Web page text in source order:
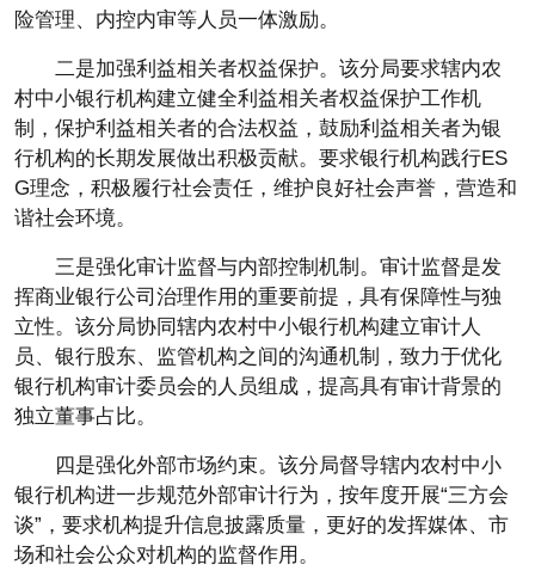
险管理、内控内审等人员一体激励。
二是加强利益相关者权益保护。该分局要求辖内农
村中小银行机构建立健全利益相关者权益保护工作机
制，保护利益相关者的合法权益，鼓励利益相关者为银
行机构的长期发展做出积极贡献。要求银行机构践行ES
G理念，积极履行社会责任，维护良好社会声誉，营造和
谐社会环境。
三是强化审计监督与内部控制机制。审计监督是发
挥商业银行公司治理作用的重要前提，具有保障性与独
立性。该分局协同辖内农村中小银行机构建立审计人
员、银行股东、监管机构之间的沟通机制，致力于优化
银行机构审计委员会的人员组成，提高具有审计背景的
独立董事占比。
四是强化外部市场约束。该分局督导辖内农村中小
银行机构进一步规范外部审计行为，按年度开展“三方会
谈”，要求机构提升信息披露质量，更好的发挥媒体、市
场和社会公众对机构的监督作用。